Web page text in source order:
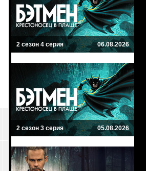
2 сезон 4 серия 06.08.2026
2 сезон 3 серия 05.08.2026